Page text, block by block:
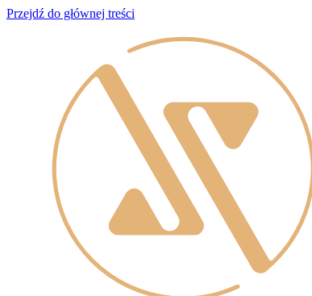
Przejdź do głównej treści